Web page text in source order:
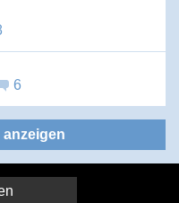
6
anzeigen